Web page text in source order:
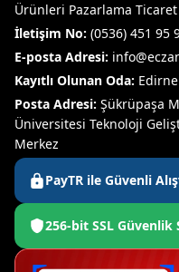
Ürünleri Pazarlama
İletişim No: (0536) 451 95
E-posta Adresi:
Kayıtlı Olunan Oda:
Posta Adresi: Şükrüpaşa
Üniversitesi Teknoloji
Merkez
PayTR ile Güvenli
256-bit SSL Güvenlik